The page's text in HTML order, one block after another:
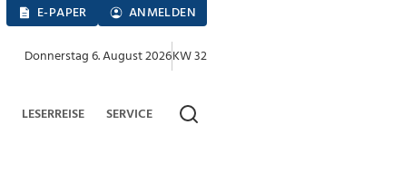
E-PAPER ANMELDEN
Donnerstag 6. August 2026KW 32
LESERREISE SERVICE